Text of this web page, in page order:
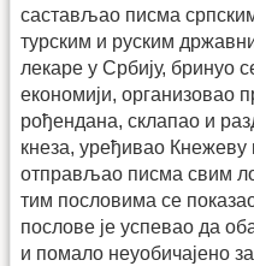
састављао писма
турским и руским
лекаре у Србију, бринуо
економији, организовао
рођендана, склапао и
кнеза, уређивао Кнежеву
отправљао писма свим
тим пословима се
послове је успевао да
и помало неуобичајено